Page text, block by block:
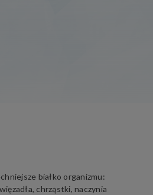
białko organizmu:
chrząstki, naczynia